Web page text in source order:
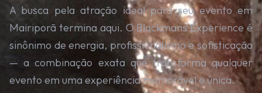
A busca pela atração ideal para seu evento em
Mairiporã termina aqui. O Blackmans Experience é
sinônimo de energia, profissionalismo e sofisticação
— a combinação exata que transforma qualquer
evento em uma experiência memorável e única.